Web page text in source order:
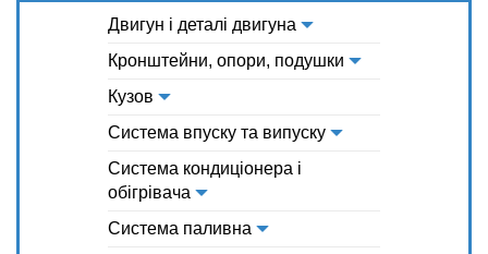
Двигун і деталі двигуна
Кронштейни, опори, подушки
Кузов
Система впуску та випуску
Система кондиціонера і
обігрівача
Система паливна